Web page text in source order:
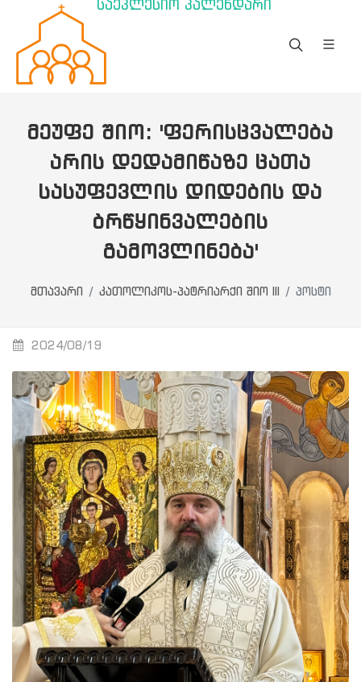
საეკლესიო კალენდარი
ᲛᲔᲣᲤᲔ ᲨᲘᲝ: 'ᲤᲔᲠᲘᲡᲪᲕᲐᲚᲔᲑᲐ
ᲐᲠᲘᲡ ᲓᲔᲓᲐᲛᲘᲬᲐᲖᲔ ᲪᲐᲗᲐ
ᲡᲐᲡᲣᲤᲔᲕᲚᲘᲡ ᲓᲘᲓᲔᲑᲘᲡ ᲓᲐ
ᲑᲠᲬᲧᲘᲜᲕᲐᲚᲔᲑᲘᲡ
ᲒᲐᲛᲝᲕᲚᲘᲜᲔᲑᲐ'
მთავარი კათოლიკოს-პატრიარქი შიო III პოსტი
2024/08/19